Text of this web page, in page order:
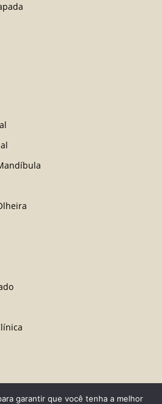
garantir que você tenha a melhor